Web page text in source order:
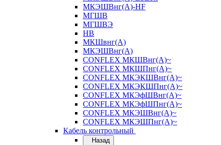
МКЭШВнг(А)-HF
МГШВ
МГШВЭ
НВ
МКШвнг(А)
МКЭШВнг(А)
CONFLEX МКШВнг(А)~
CONFLEX МКШПнг(А)~
CONFLEX МКЭКШВнг(А)~
CONFLEX МКЭКШПнг(А)~
CONFLEX МКЭфШВнг(А)~
CONFLEX МКЭфШПнг(А)~
CONFLEX МКЭШВнг(А)~
CONFLEX МКЭШПнг(А)~
Кабель контрольный
Назад